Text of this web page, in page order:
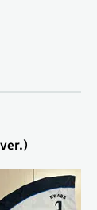
）